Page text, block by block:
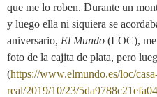
que me lo roben. Durante un
y luego ella ni siquiera se
aniversario, El Mundo (LOC), me
foto de la cajita de plata, pero
(https://www.elmundo.es/loc/
real/2019/10/23/